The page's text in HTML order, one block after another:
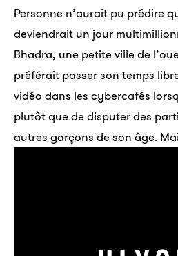
Personne n’aurait pu prédire
deviendrait un jour
Bhadra, une petite ville de
préférait passer son temps
vidéo dans les cybercafés
plutôt que de disputer des
autres garçons de son âge.